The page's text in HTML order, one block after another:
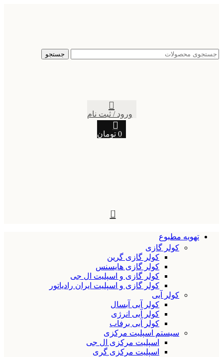
جستجو
ورود / ثبت نام
0 تومان
0
تهویه مطبوع
کولر گازی
کولر گازی گرین
کولر گازی هایسنس
کولر گازی و اسپلیت ال جی
کولر گازی و اسپلیت ایران رادیاتور
کولر آبی
کولر آبی آبسال
کولر آبی انرژی
کولر آبی برفاب
سیستم اسپلیت مرکزی
اسپلیت مرکزی ال جی
اسپلیت مرکزی گری